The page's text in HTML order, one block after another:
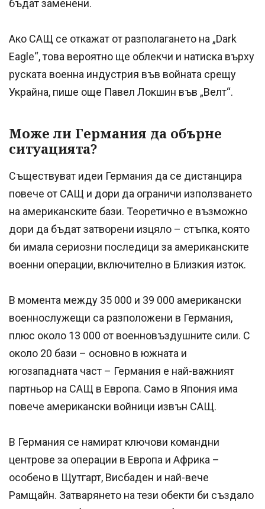
бъдат заменени.
Ако САЩ се откажат от разполагането на „Dark
Eagle“, това вероятно ще облекчи и натиска върху
руската военна индустрия във войната срещу
Украйна, пише още Павел Локшин във „Велт“.
Може ли Германия да обърне
ситуацията?
Съществуват идеи Германия да се дистанцира
повече от САЩ и дори да ограничи използването
на американските бази. Теоретично е възможно
дори да бъдат затворени изцяло – стъпка, която
би имала сериозни последици за американските
военни операции, включително в Близкия изток.
В момента между 35 000 и 39 000 американски
военнослужещи са разположени в Германия,
плюс около 13 000 от военновъздушните сили. С
около 20 бази – основно в южната и
югозападната част – Германия е най-важният
партньор на САЩ в Европа. Само в Япония има
повече американски войници извън САЩ.
В Германия се намират ключови командни
центрове за операции в Европа и Африка –
особено в Щутгарт, Висбаден и най-вече
Рамщайн. Затварянето на тези обекти би създало